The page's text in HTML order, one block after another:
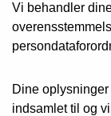
Vi behandler
Dine
indsamlet til og